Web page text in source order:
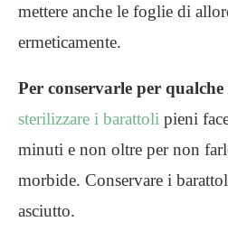
mettere anche le foglie di
ermeticamente.
Per conservarle per qualche
sterilizzare i barattoli pieni
minuti e non oltre per non
morbide. Conservare i
asciutto.